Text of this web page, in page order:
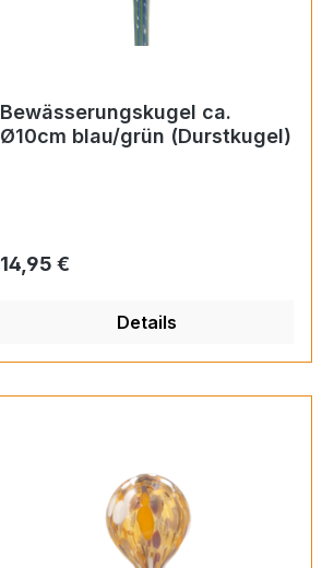
Bewässerungskugel ca.
Ø10cm blau/grün (Durstkugel)
Regulärer Preis:
14,95 €
Details